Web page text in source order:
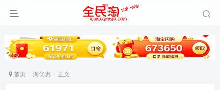
首页 淘优惠 正文